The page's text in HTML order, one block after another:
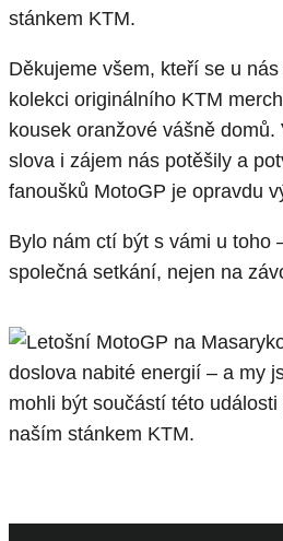
stánkem KTM.
Děkujeme všem, kteří se u
kolekci originálního KTM
kousek oranžové vášně domů.
slova i zájem nás potěšily a
fanoušků MotoGP je opravdu
Bylo nám ctí být s vámi u toho
společná setkání, nejen na